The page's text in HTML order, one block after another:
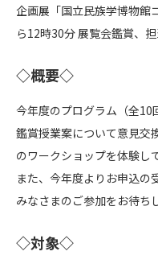
企画展「国立民族学博物館
ら12時30分 展覧会鑑賞、
◇概要◇
今年度のプログラム（全10
鑑賞授業案について意見交
のワークショップを体験し
また、今年度よりお申込の
みなさまのご参加をお待ち
◇対象◇